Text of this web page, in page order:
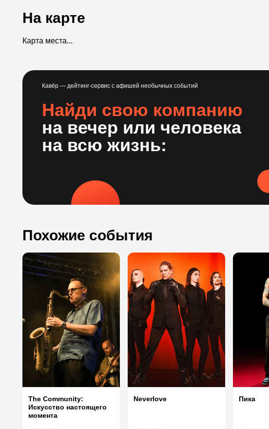
На карте
Карта места...
Кавёр — дейтинг-сервис с афишей необычных событий
Найди свою компанию
на вечер или человека
на всю жизнь:
Похожие события
The Community:
Искусство настоящего
момента
Neverlove Пика